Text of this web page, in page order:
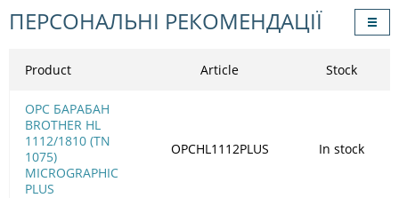
ПЕРСОНАЛЬНІ РЕКОМЕНДАЦІЇ
Product
OPC БАРАБАН
BROTHER HL
1112/1810 (TN
1075)
MICROGRAPHIC
PLUS
Article Stock
OPCHL1112PLUS In stock